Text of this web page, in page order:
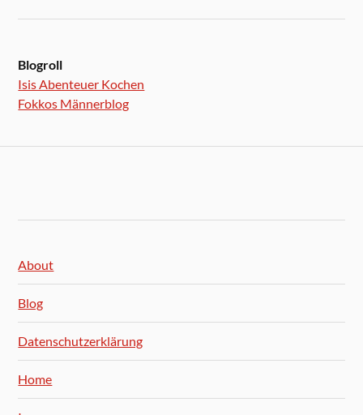
Blogroll
Isis Abenteuer Kochen
Fokkos Männerblog
About
Blog
Datenschutzerklärung
Home